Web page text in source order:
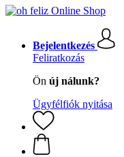
Bejelentkezés
Feliratkozás
Ön új nálunk?
Ügyfélfiók nyitása